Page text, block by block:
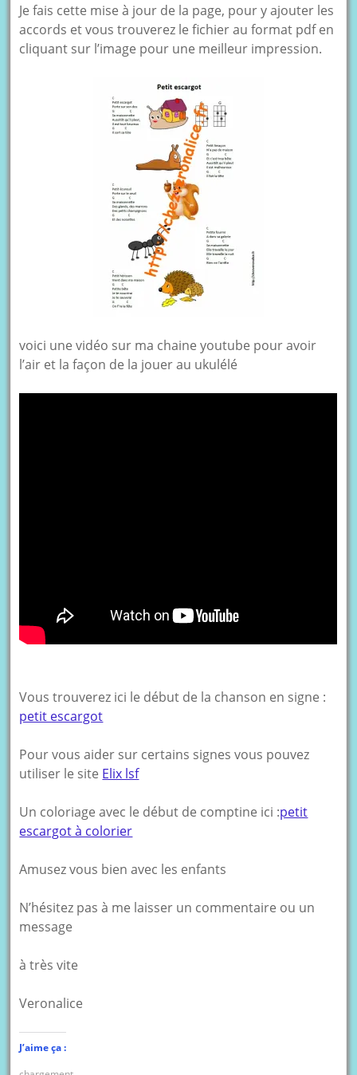
Je fais cette mise à jour de la page, pour y ajouter les
accords et vous trouverez le fichier au format pdf en
cliquant sur l’image pour une meilleur impression.
voici une vidéo sur ma chaine youtube pour avoir
l’air et la façon de la jouer au ukulélé
Vous trouverez ici le début de la chanson en signe :
petit escargot
Pour vous aider sur certains signes vous pouvez
utiliser le site Elix lsf
Un coloriage avec le début de comptine ici :petit
escargot à colorier
Amusez vous bien avec les enfants
N’hésitez pas à me laisser un commentaire ou un
message
à très vite
Veronalice
J’aime ça :